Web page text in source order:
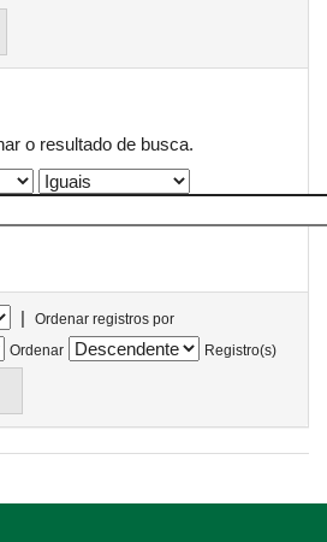
o resultado de busca.
|
Ordenar registros por
Ordenar
Registro(s)